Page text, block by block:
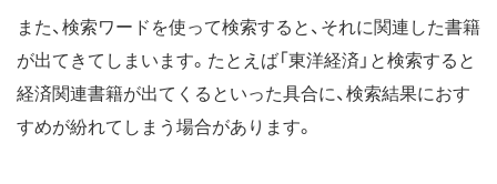
また、検索ワードを使って検索すると、それに関連した書籍
が出てきてしまいます。たとえば「東洋経済」と検索すると
経済関連書籍が出てくるといった具合に、検索結果におす
すめが紛れてしまう場合があります。